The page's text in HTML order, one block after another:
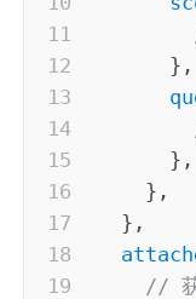
} ,
} ,
} ,
} ,
// 获